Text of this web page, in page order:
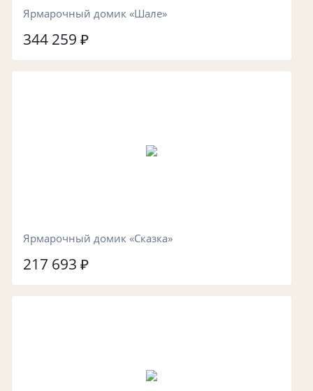
Ярмарочный домик «Шале»
344 259 ₽
Ярмарочный домик «Сказка»
217 693 ₽